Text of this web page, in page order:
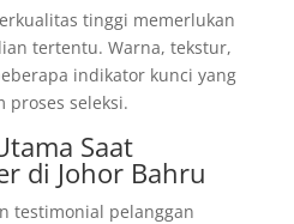
tinggi memerlukan
tertentu. Warna, tekstur,
indikator kunci yang
proses seleksi.
Saat
di Johor Bahru
testimonial pelanggan